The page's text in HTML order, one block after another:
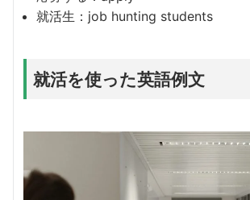
就活生：job hunting students
就活を使った英語例文